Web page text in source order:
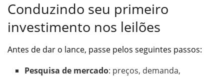
Conduzindo seu primeiro
investimento nos leilões
Antes de dar o lance, passe pelos seguintes passos:
Pesquisa de mercado: preços, demanda,